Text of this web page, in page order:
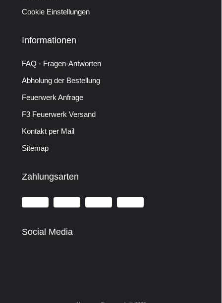
Cookie Einstellungen
Informationen
FAQ - Fragen-Antworten
Abholung der Bestellung
Feuerwerk Anfrage
F3 Feuerwerk Versand
Kontakt per Mail
Sitemap
Zahlungsarten
Social Media